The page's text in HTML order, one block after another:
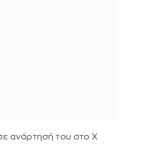
ανάρτησή του στο Χ